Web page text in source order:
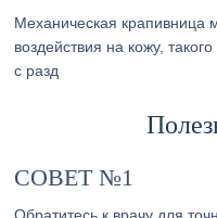
Механическая крапивница
воздействия на кожу,
с разд
СОВЕТ №1